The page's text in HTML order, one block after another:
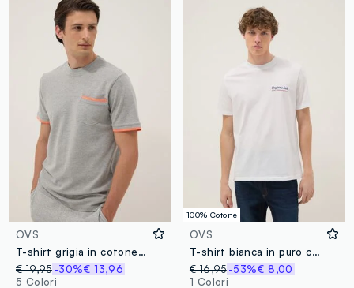
OVS
T-shirt grigia in cotone elasticizzato con taschino
€ 19,95-30%€ 13,96
5 Colori
100% Cotone
OVS
T-shirt bianca in puro cotone con stampa
€ 16,95 -53%€ 8,00
1 Colori